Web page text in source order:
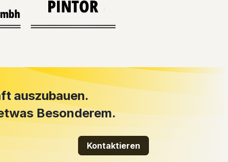
auszubauen.
Besonderem.
Kontaktieren